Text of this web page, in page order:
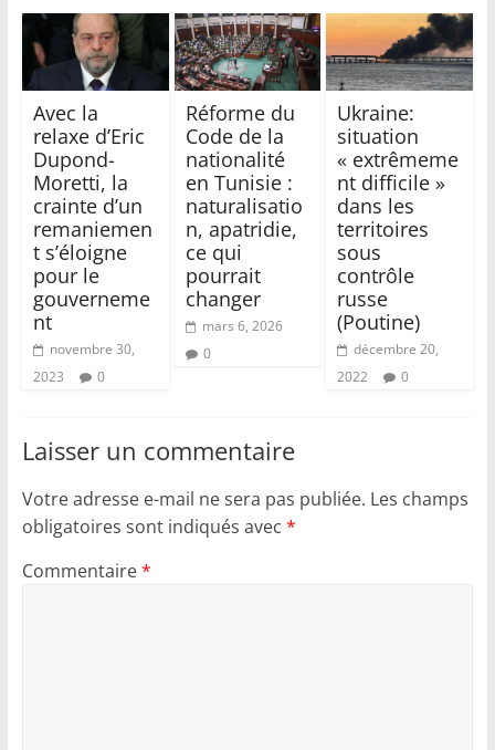
Avec la
relaxe d’Eric
Dupond-
Moretti, la
crainte d’un
remaniemen
t s’éloigne
pour le
gouverneme
nt
novembre 30,
2023
0
Réforme du
Code de la
nationalité
en Tunisie :
naturalisatio
n, apatridie,
ce qui
pourrait
changer
mars 6, 2026
0
Ukraine:
situation
« extrêmeme
nt difficile »
dans les
territoires
sous
contrôle
russe
(Poutine)
décembre 20,
2022
0
Laisser un commentaire
Votre adresse e-mail ne sera pas publiée. Les champs
obligatoires sont indiqués avec *
Commentaire*